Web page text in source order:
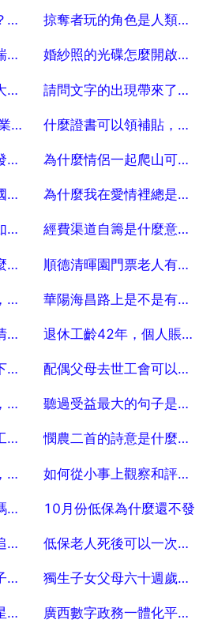
2025-07-04
為什麼人的思想會累？思想很累，為什麼 掠奪者玩的角色是人類怎麼提高戰力
2025-07-04
小博美天氣熱就大口喘粗氣是心臟的問題嗎？ 婚紗照的光碟怎麼開啟，拍婚紗照刻在光碟裡的底片怎麼存到電腦裡面
2025-07-04
哪個是名山實木地板大品牌？房子要動工裝修了。 請問文字的出現帶來了什麼作用？
2025-07-04
為什麼原材料降價,企業進入擴張階段 什麼證書可以領補貼，證書補貼怎麼領取
2025-07-04
養老金高齡津貼如何發放？對於高齡人員來說，起到什麼作用呢？ 為什麼情侶一起爬山可以加深感情？
2025-07-04
全國最爛的高速，全國最堵的高速公路 為什麼我在愛情裡總是試探和推開呢？
2025-07-04
怎樣運動小不會粗，如何運動不會粗小腿 經費渠道自籌是什麼意思，自籌經費研究生是什麼意思
2025-07-04
略懂略懂下一句是什麼，秒懂,似懂,略懂,非懂是什麼意思 順德清暉園門票老人有優惠嗎 順德清暉園順德人要門票嗎
2025-07-04
農村越發展花費越多，農村老年人未來到底要靠什麼生活？ 華陽海昌路上是不是有家養老院？
2025-07-04
十年以上編外人員會清退嗎 退休工齡42年，個人賬戶的餘額大概10萬元養老金待遇，將來能有多少錢
2025-07-04
有什麼事情是你堅持下來並覺得受益匪淺的？ 配偶父母去世工會可以慰問嗎
2025-07-04
寶能是私企還是國企，寶能集團是國企嗎？ 聽過受益最大的句子是什麼？
2025-07-04
思想工作計劃，思想工作的簡介 憫農二首的詩意是什麼啊？
2025-07-04
四個字帶雲字的網名，含有云字的三字網名有哪些？ 如何從小事上觀察和評價乙個人？
2025-07-04
優待證能免費坐地鐵嗎，優待證坐公交地鐵免費嗎？ 10月份低保為什麼還不發
2025-07-04
已經領退休金了還能追繳以前的工齡嗎？ 低保老人死後可以一次性拿多少錢？
2025-07-04
父母應該如何糾正孩子不尊敬長輩的壞習慣呢？ 獨生子女父母六十週歲國家補貼政策是什麼？
2025-07-04
星巴克咖啡含糖量，星巴克裡哪幾款咖啡含咖啡因最少 廣西數字政務一體化平臺,填寫經營範圍後怎麼提交